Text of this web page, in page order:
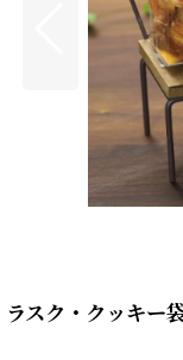
ラスク・クッキ